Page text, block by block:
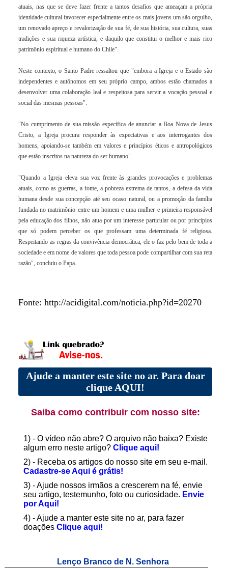
atuais, nas que se deve fazer frente a tantos desafios que ameaçam a própria
identidade cultural favorecer especialmente entre os mais jovens um são orgulho,
um renovado apreço e revalorização de sua fé, de sua história, sua cultura, suas
tradições e sua riqueza artística, e daquilo que constitui o melhor e mais rico
patrimônio espiritual e humano do Chile".
Neste contexto, o Santo Padre ressaltou que "embora a Igreja e o Estado são
independentes e autônomos em seu próprio campo, ambos estão chamados a
desenvolver uma colaboração leal e respeitosa para servir a vocação pessoal e
social das mesmas pessoas".
"No cumprimento de sua missão específica de anunciar a Boa Nova de Jesus
Cristo, a Igreja procura responder às expectativas e aos interrogantes dos
homens, apoiando-se também em valores e princípios éticos e antropológicos
que estão inscritos na natureza do ser humano".
"Quando a Igreja eleva sua voz frente às grandes provocações e problemas
atuais, como as guerras, a fome, a pobreza extrema de tantos, a defesa da vida
humana desde sua concepção até seu ocaso natural, ou a promoção da família
fundada no matrimônio entre um homem e uma mulher e primeira responsável
pela educação dos filhos, não atua por um interesse particular ou por princípios
que só podem perceber os que professam uma determinada fé religiosa.
Respeitando as regras da convivência democrática, ele o faz pelo bem de toda a
sociedade e em nome de valores que toda pessoa pode compartilhar com sua reta
razão", concluiu o Papa.
Fonte: http://acidigital.com/noticia.php?id=20270
Ajude a manter este site no ar. Para doar
clique AQUI!
Saiba como contribuir com nosso site:
1) - O vídeo não abre? O arquivo não baixa? Existe
algum erro neste artigo? Clique aqui!
2) - Receba os artigos do nosso site em seu e-mail.
Cadastre-se Aqui é grátis!
3) - Ajude nossos irmãos a crescerem na fé, envie
seu artigo, testemunho, foto ou curiosidade. Envie
por Aqui!
4) - Ajude a manter este site no ar, para fazer
doações Clique aqui!
Lenço Branco de N. Senhora